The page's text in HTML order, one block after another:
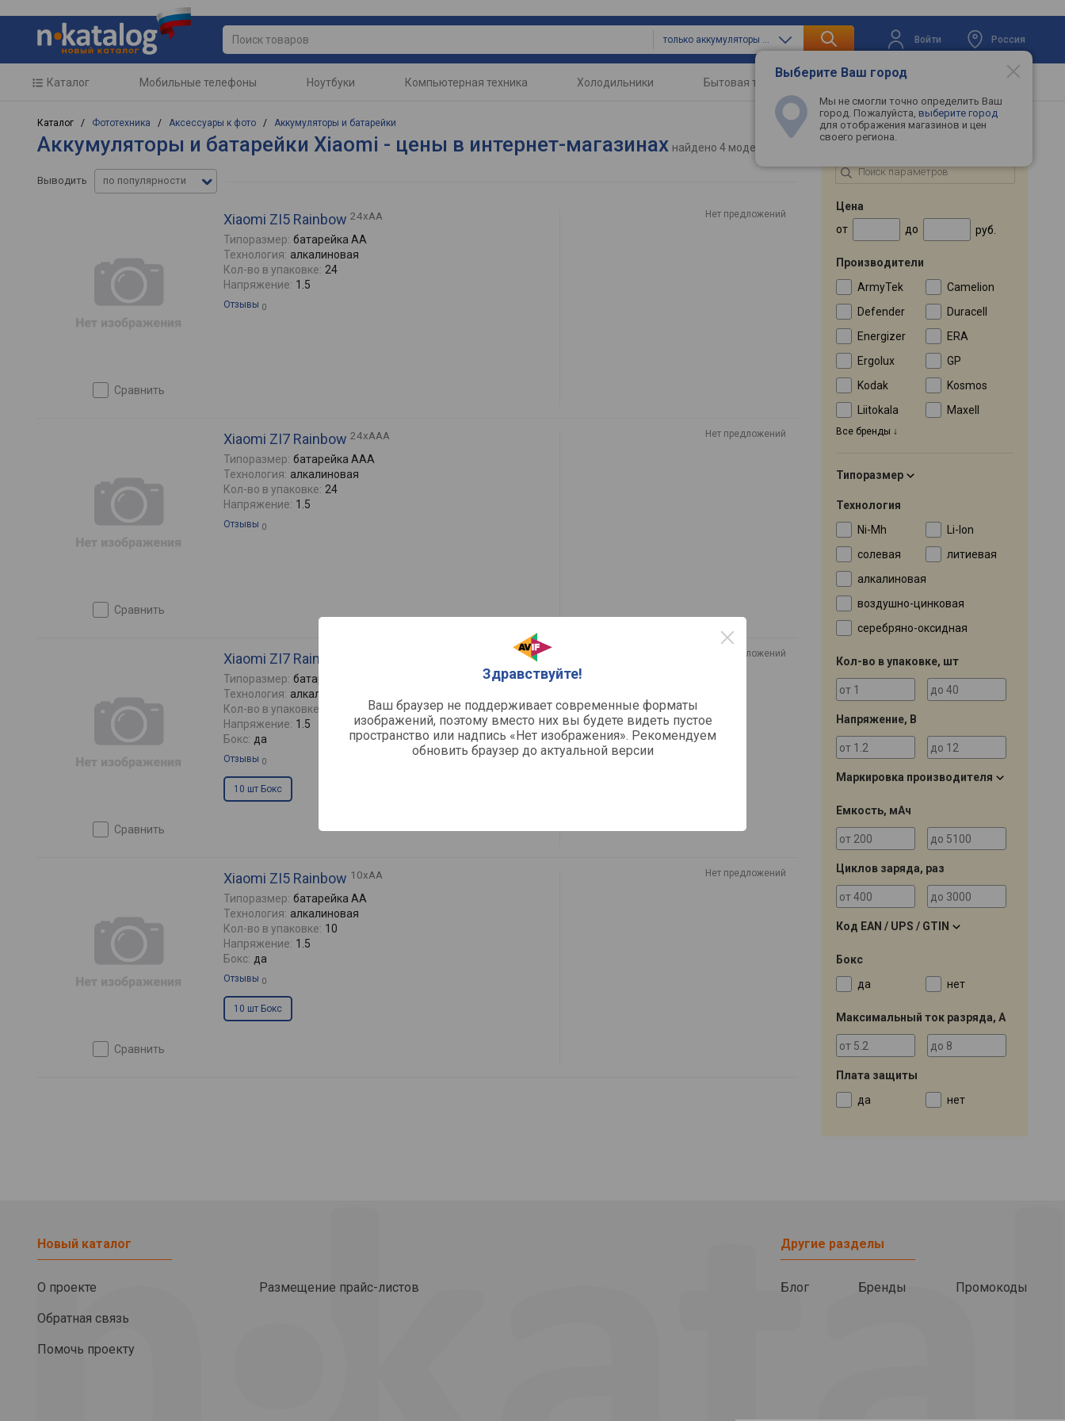
только аккумуляторы и батарейки Войти Россия
Выберите Ваш город
Мы не смогли точно определить Ваш
город. Пожалуйста, выберите город
для отображения магазинов и цен
своего региона.
Здравствуйте!
Ваш браузер не поддерживает современные форматы
изображений, поэтому вместо них вы будете видеть пустое
пространство или надпись «Нет изображения». Рекомендуем
обновить браузер до актуальной версии
Каталог Мобильные телефоны Ноутбуки Компьютерная техника Холодильники Бытовая техника Телевизоры
Каталог / Фототехника / Аксессуары к фото / Аккумуляторы и батарейки
Аккумуляторы и батарейки Xiaomi - цены в интернет-магазинах найдено 4 моделей
Выводить по популярности
сравнить
Xiaomi ZI5 Rainbow 24xAA
Типоразмер: батарейка AA
Технология: алкалиновая
Кол-во в упаковке: 24
Напряжение: 1.5
Отзывы 0
Нет предложений
сравнить
Xiaomi ZI7 Rainbow 24xAAA
Типоразмер: батарейка AAA
Технология: алкалиновая
Кол-во в упаковке: 24
Напряжение: 1.5
Отзывы 0
Нет предложений
сравнить
Xiaomi ZI7 Rainbow
Типоразмер: батарейка AAA
Технология: алкалиновая
Кол-во в упаковке:
Напряжение: 1.5
Бокс: да
Отзывы 0
10 шт Бокс
Нет предложений
сравнить
Xiaomi ZI5 Rainbow 10xAA
Типоразмер: батарейка AA
Технология: алкалиновая
Кол-во в упаковке: 10
Напряжение: 1.5
Бокс: да
Отзывы 0
10 шт Бокс
Нет предложений
ПОДБОР ПО ПАРАМЕТРАМ
Цена
от
до руб.
Производители
ArmyTek
Camelion
Defender
Duracell
Energizer
ERA
Ergolux
GP
Kodak
Kosmos
Liitokala
Maxell
Все бренды
Типоразмер
Технология
Ni-Mh
Li-Ion
солевая
литиевая
алкалиновая
воздушно-цинковая
серебряно-оксидная
Кол-во в упаковке, шт
Напряжение, В
Маркировка производителя
Емкость, мАч
Циклов заряда, раз
Код EAN / UPS / GTIN
Бокс
да
нет
Максимальный ток разряда, А
Плата защиты
да
нет
Новый каталог
О проекте
Обратная связь
Помочь проекту
Размещение прайс-листов
Другие разделы
Блог Бренды Промокоды